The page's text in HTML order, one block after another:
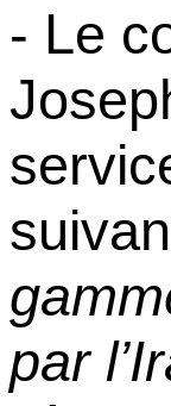
- Le
par